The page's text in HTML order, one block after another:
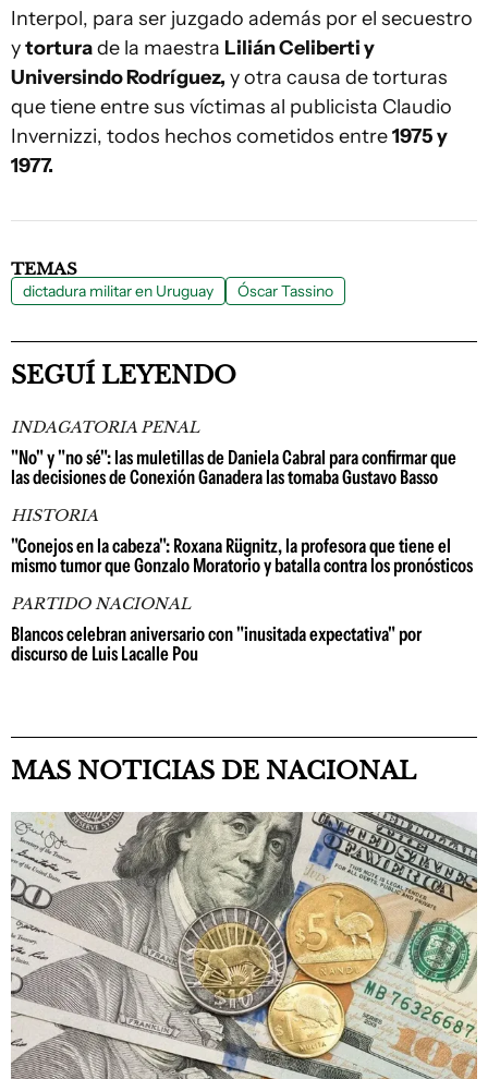
Interpol, para ser juzgado además por el secuestro
ytorturade la maestra Lilián Celiberti y
Universindo Rodríguez, y otra causa de torturas
que tiene entre sus víctimas al publicista Claudio
Invernizzi, todos hechos cometidos entre1975 y
1977.
TEMAS
dictadura militar en Uruguay Óscar Tassino
SEGUÍ LEYENDO
INDAGATORIA PENAL
"No" y "no sé": las muletillas de Daniela Cabral para confirmar que
las decisiones de Conexión Ganadera las tomaba Gustavo Basso
HISTORIA
"Conejos en la cabeza": Roxana Rügnitz, la profesora que tiene el
mismo tumor que Gonzalo Moratorio y batalla contra los pronósticos
PARTIDO NACIONAL
Blancos celebran aniversario con "inusitada expectativa" por
discurso de Luis Lacalle Pou
MAS NOTICIAS DE NACIONAL